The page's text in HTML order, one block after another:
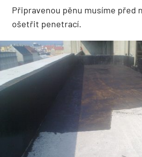
Připravenou pěnu musíme před
ošetřit penetrací.